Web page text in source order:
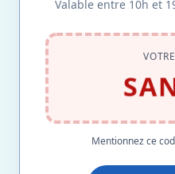
Valable entre 10h et
Mentionnez ce